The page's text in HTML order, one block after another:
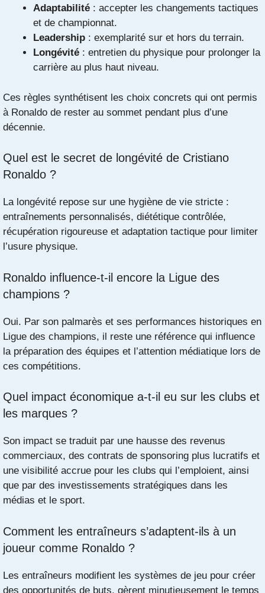
Adaptabilité : accepter les changements tactiques
et de championnat.
Leadership : exemplarité sur et hors du terrain.
Longévité : entretien du physique pour prolonger la
carrière au plus haut niveau.
Ces règles synthétisent les choix concrets qui ont permis
à Ronaldo de rester au sommet pendant plus d’une
décennie.
Quel est le secret de longévité de Cristiano
Ronaldo ?
La longévité repose sur une hygiène de vie stricte :
entraînements personnalisés, diététique contrôlée,
récupération rigoureuse et adaptation tactique pour limiter
l’usure physique.
Ronaldo influence-t-il encore la Ligue des
champions ?
Oui. Par son palmarès et ses performances historiques en
Ligue des champions, il reste une référence qui influence
la préparation des équipes et l’attention médiatique lors de
ces compétitions.
Quel impact économique a-t-il eu sur les clubs et
les marques ?
Son impact se traduit par une hausse des revenus
commerciaux, des contrats de sponsoring plus lucratifs et
une visibilité accrue pour les clubs qui l’emploient, ainsi
que par des investissements stratégiques dans les
médias et le sport.
Comment les entraîneurs s’adaptent-ils à un
joueur comme Ronaldo ?
Les entraîneurs modifient les systèmes de jeu pour créer
des opportunités de buts, gèrent minutieusement le temps